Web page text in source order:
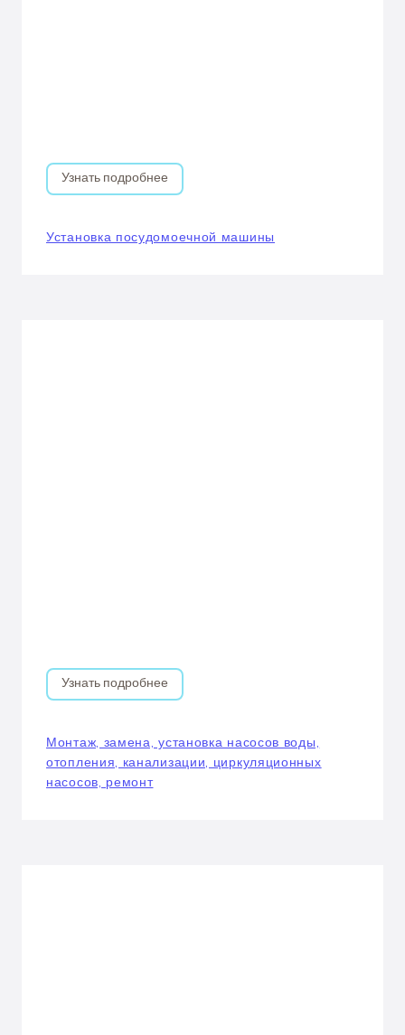
Узнать подробнее
Установка посудомоечной машины
Узнать подробнее
Монтаж, замена, установка насосов воды,
отопления, канализации, циркуляционных
насосов, ремонт